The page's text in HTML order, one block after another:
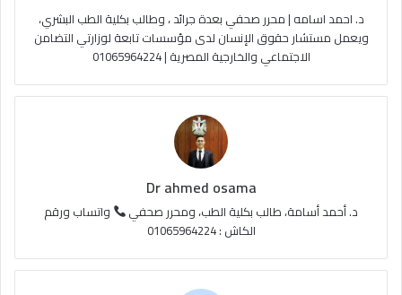
e
م
و
ق
ع
R
S
S
د. احمد اسامه | محرر صحفي بعدة جرائد ، وطالب بكلية الطب البشري،
ويعمل مستشار حقوق الإنسان لدى مؤسسات تابعة لوزارتي التضامن
الاجتماعي والخارجية المصرية | 01065964224
Dr ahmed osama
د. أحمد أسامة، طالب بكلية الطب، ومحرر صحفي
واتساب ورقم
الكاش : 01065964224